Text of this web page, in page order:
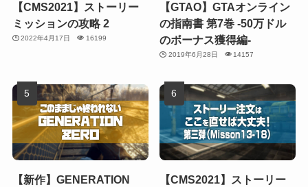
【CMS2021】ストーリー
ミッションの攻略 2
2022年4月17日 16199
【GTAO】GTAオンライン
の指南書 第7巻 -50万ドル
のボーナス獲得編-
2019年6月28日 14157
【新作】GENERATION
【CMS2021】ストーリー